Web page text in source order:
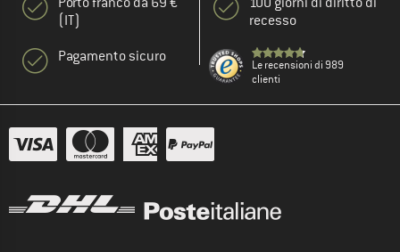
(IT)
Pagamento sicuro
recesso
Le recensioni di 989
clienti